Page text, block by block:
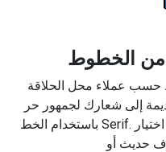
من الخطوط
عملاء محل الحلاقة
إلى شعارك لجمهور حر
باستخدام الخط Serif. يجب على مصفف الشعر الرسمي اختيار